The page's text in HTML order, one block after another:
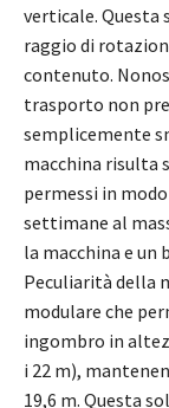
verticale. Questa
raggio di
contenuto.
trasporto non
semplicemente
macchina risulta
permessi in
settimane al
la macchina e un
Peculiarità della
modulare che
ingombro in
i 22 m),
19,6 m. Questa